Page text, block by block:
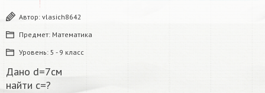
Автор: vlasich8642
Предмет: Математика
Уровень: 5 - 9 класс
Дано d=7см
найти с=?​